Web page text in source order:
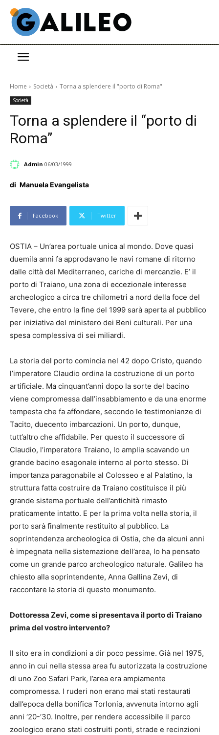
Home Società Torna a splendere il "porto di Roma"
Società
Torna a splendere il “porto di
Roma”
Admin 06/03/1999
di Manuela Evangelista
Facebook Twitter
OSTIA – Un’area portuale unica al mondo. Dove quasi
duemila anni fa approdavano le navi romane di ritorno
dalle città del Mediterraneo, cariche di mercanzie. E’ il
porto di Traiano, una zona di eccezionale interesse
archeologico a circa tre chilometri a nord della foce del
Tevere, che entro la fine del 1999 sarà aperta al pubblico
per iniziativa del ministero dei Beni culturali. Per una
spesa complessiva di sei miliardi.
La storia del porto comincia nel 42 dopo Cristo, quando
l’imperatore Claudio ordina la costruzione di un porto
artificiale. Ma cinquant’anni dopo la sorte del bacino
viene compromessa dall’insabbiamento e da una enorme
tempesta che fa affondare, secondo le testimonianze di
Tacito, duecento imbarcazioni. Un porto, dunque,
tutt’altro che affidabile. Per questo il successore di
Claudio, l’imperatore Traiano, lo amplia scavando un
grande bacino esagonale interno al porto stesso. Di
importanza paragonabile al Colosseo e al Palatino, la
struttura fatta costruire da Traiano costituisce il più
grande sistema portuale dell’antichità rimasto
praticamente intatto. E per la prima volta nella storia, il
porto sarà finalmente restituito al pubblico. La
soprintendenza archeologica di Ostia, che da alcuni anni
è impegnata nella sistemazione dell’area, lo ha pensato
come un grande parco archeologico naturale. Galileo ha
chiesto alla soprintendente, Anna Gallina Zevi, di
raccontare la storia di questo monumento.
Dottoressa Zevi, come si presentava il porto di Traiano
prima del vostro intervento?
Il sito era in condizioni a dir poco pessime. Già nel 1975,
anno in cui nella stessa area fu autorizzata la costruzione
di uno Zoo Safari Park, l’area era ampiamente
compromessa. I ruderi non erano mai stati restaurati
dall’epoca della bonifica Torlonia, avvenuta intorno agli
anni ‘20-’30. Inoltre, per rendere accessibile il parco
zoologico erano stati costruiti ponti, strade e recinzioni